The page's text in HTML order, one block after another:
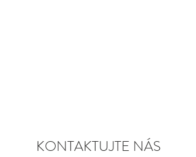
KONTAKTUJTE NÁS